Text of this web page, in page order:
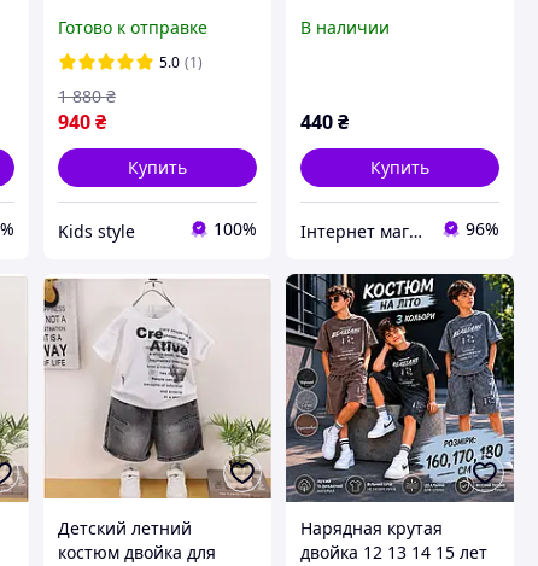
футболка и шорты,
спортивные стильные
яркие крутые
комплекты Nike для
детей
Готово к отправке
5.0 (1)
940 ₴
1 880 ₴
Купить
Kids style 100%
В наличии
440₴
Купить
Інтернет магазин "Одяг від Даринки" 96%
Детский летний
костюм двойка для
Нарядная крутая
двойка 12 13 14 15 лет